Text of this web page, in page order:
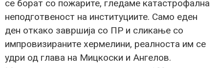
се борат со пожарите, гледаме катастрофална
неподготвеност на институциите. Само еден
ден откако завршија со ПР и сликање со
импровизираните хермелини, реалноста им се
удри од глава на Мицкоски и Ангелов.